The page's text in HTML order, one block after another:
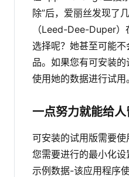
除”后，爱丽丝发现了
（Leed-Dee-Duper
选择呢？她甚至可能
品。如果您有可安装
使用她的数据进行试用。
一点努力就能给
可安装的试用版需要
您需要进行的最小化
示例数据-该应用程序